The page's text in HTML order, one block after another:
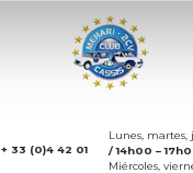
+ 33 (0)4 42 01
Lunes, martes,
/ 14h00 –
Miércoles,